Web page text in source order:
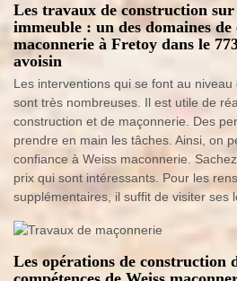
Les travaux de construction
immeuble : un des domaines de
maconnerie à Fretoy dans le
avoisin
Les interventions qui se font au
sont très nombreuses. Il est utile de
construction et de maçonnerie. Des
prendre en main les tâches. Ainsi, on
confiance à Weiss maconnerie.
prix qui sont intéressants. Pour les
supplémentaires, il suffit de visiter ses
Les opérations de construction